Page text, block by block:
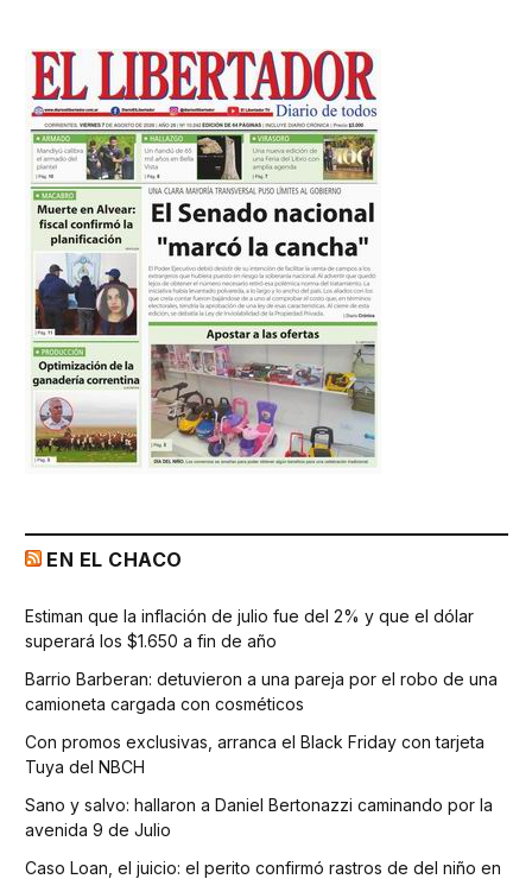
EN EL CHACO
Estiman que la inflación de julio fue del 2% y que el dólar
superará los $1.650 a fin de año
Barrio Barberan: detuvieron a una pareja por el robo de una
camioneta cargada con cosméticos
Con promos exclusivas, arranca el Black Friday con tarjeta
Tuya del NBCH
Sano y salvo: hallaron a Daniel Bertonazzi caminando por la
avenida 9 de Julio
Caso Loan, el juicio: el perito confirmó rastros de del niño en